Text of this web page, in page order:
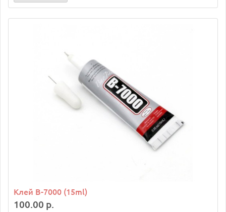
Клей B-7000 (15ml)
100.00 р.